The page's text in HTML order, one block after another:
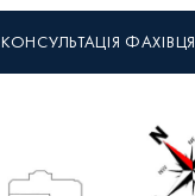
КОНСУЛЬТАЦІЯ ФАХІВЦЯ